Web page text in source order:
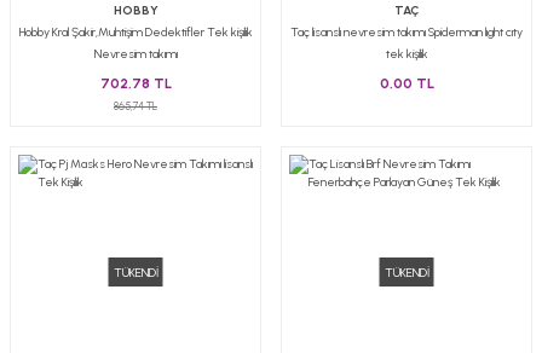
HOBBY
Hobby Kral Şakir,Muhtişim Dedektifler Tek kişilik
Nevresim takımı
702,78 TL
865,74 TL
TAÇ
Taç lisanslı nevresim takımı Spiderman lıght cıty
tek kişilik
0,00 TL
TÜKENDİ TÜKENDİ